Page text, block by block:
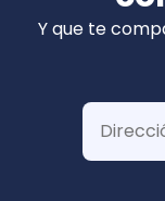
privados).
de Corfo y 3
Y que te